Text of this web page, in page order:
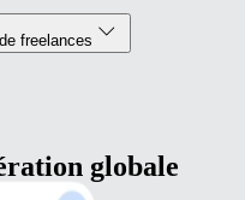
freelances
globale